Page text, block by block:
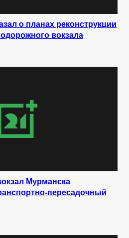
о планах реконструкции
вокзала
Мурманска
пересадочный